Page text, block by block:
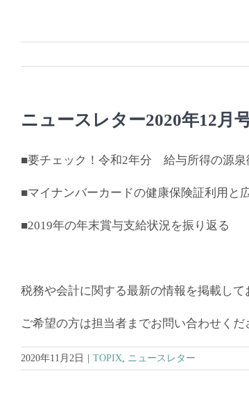
content
ニュースレター2020年12月
■要チェック！令和2年分 給与所得の源泉
■マイナンバーカードの健康保険証利用と
■2019年の年末賞与支給状況を振り返る
税務や会計に関する最新の情報を掲載して
ご希望の方は担当者までお問い合わせくだ
2020年11月2日 TOPIX, ニュースレター